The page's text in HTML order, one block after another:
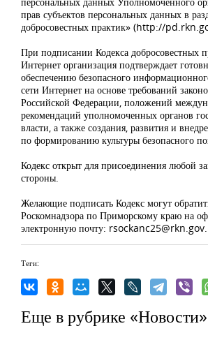
прав субъектов персональных данных в
добросовестных практик» (http://
При подписании Кодекса добросовестных
Интернет организация подтверждает
обеспечению безопасного
сети Интернет на основе требований
Российской Федерации, положений
рекомендаций уполномоченных органов
власти, а также создания, развития и
по формированию культуры безопасного
Кодекс открыт для присоединения любой
стороны.
Желающие подписать Кодекс могут
Роскомнадзора по Приморскому краю на
электронную почту:
Теги:
Еще в рубрике «Новости»